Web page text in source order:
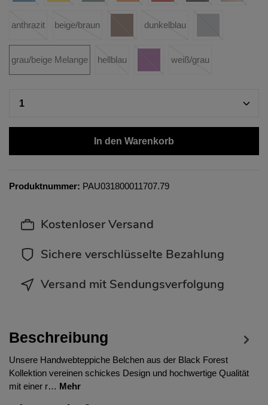
anthrazit beige/braun dunkelblau
grau/beige Melange hellblau weiß/grau
In den Warenkorb
Produktnummer: PAU031800011707.79
Kostenloser Versand
Sichere verschlüsselte Bezahlung
Versand mit Sendungsverfolgung
Beschreibung
Unsere Handwebteppiche Belchen aus der Black Forest
Kollektion vereinen schickes Design und hochwertige Qualität
mit einer r… Mehr